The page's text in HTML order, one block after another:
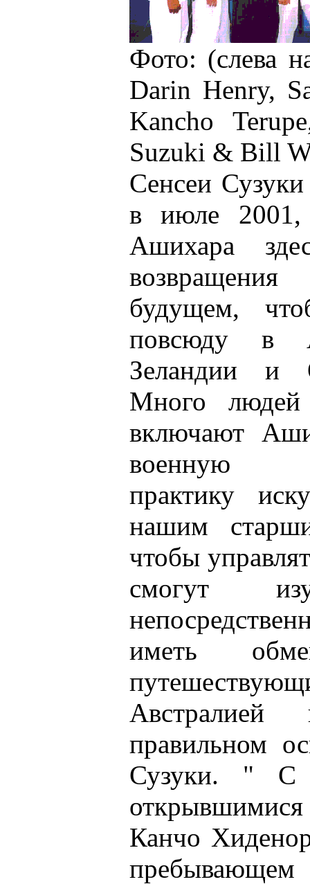
Фото: (слева
Darin Henry,
Kancho
Suzuki & Bill
Сенсеи
в июле 2001,
Ашихара
будущем,
повсюду в
Зеландии и
Много
включают
военную
практику
нашим
чтобы
смогут
иметь
правильном
Сузуки. " С
Канчо